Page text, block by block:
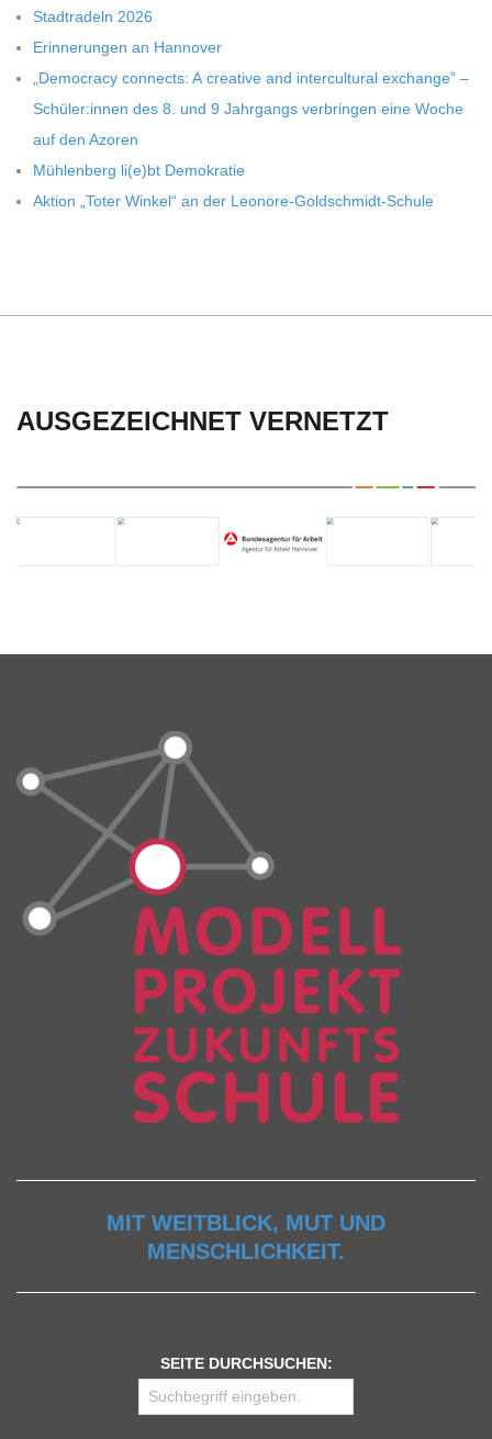
Stadt­ra­deln 2026
Erin­ne­run­gen an Hannover
„Demo­cracy con­nects: A crea­tive and inter­cul­tu­ral exch­ange” –
Schüler:innen des 8. und 9 Jahr­gangs ver­brin­gen eine Woche
auf den Azoren
Müh­len­berg li(e)bt Demokratie
Aktion „Toter Win­kel“ an der Leonore-Goldschmidt-Schule
AUSGEZEICHNET VERNETZT
MIT WEITBLICK, MUT UND
MENSCHLICHKEIT.
SEITE DURCHSUCHEN: